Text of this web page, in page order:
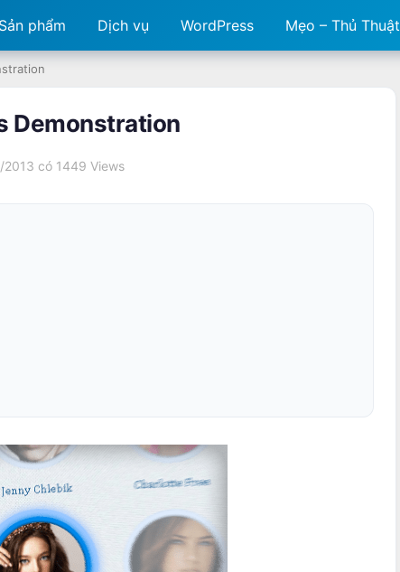
Sản phẩm Dịch vụ WordPress Mẹo – Thủ Thuật
Demonstration
2013 có 1449 Views